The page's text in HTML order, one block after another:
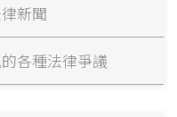
新聞
各種法律爭議